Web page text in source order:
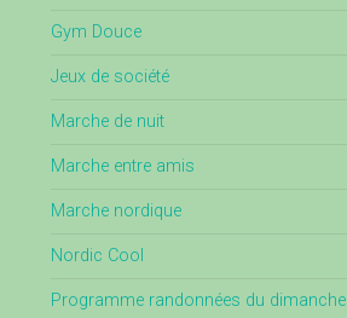
Gym Douce
Jeux de société
Marche de nuit
Marche entre amis
Marche nordique
Nordic Cool
Programme randonnées du dimanche